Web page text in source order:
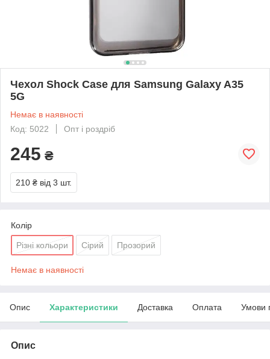
Чехол Shock Case для Samsung Galaxy A35
5G
Немає в наявності
Код: 5022
Опт і роздріб
245 ₴
210 ₴ від 3 шт.
Колір
Різні кольори Сірий Прозорий
Немає в наявності
Опис Характеристики Доставка Оплата Умови
Опис